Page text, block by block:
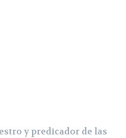
y predicador de las